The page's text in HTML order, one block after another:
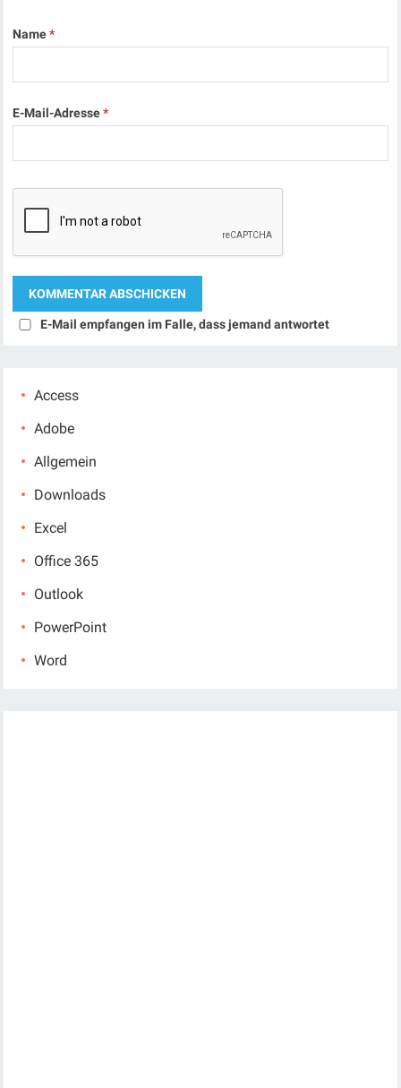
Name*
E-Mail-Adresse*
E-Mail empfangen im Falle, dass jemand antwortet
Access
Adobe
Allgemein
Downloads
Excel
Office 365
Outlook
PowerPoint
Word